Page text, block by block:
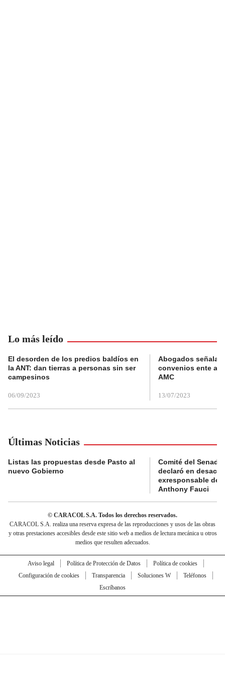
Lo más leído
El desorden de los predios baldíos en
la ANT: dan tierras a personas sin ser
campesinos
06/09/2023
Abogados
convenios ente
AMC
13/07/2023
Últimas Noticias
Listas las propuestas desde Pasto al
nuevo Gobierno
Comité del Senado
declaró en
exresponsable de
Anthony Fauci
© CARACOL S.A. Todos los derechos reservados.
CARACOL S.A. realiza una reserva expresa de las reproducciones y usos de las obras
y otras prestaciones accesibles desde este sitio web a medios de lectura mecánica u otros
medios que resulten adecuados.
Aviso legal Política de Protección de Datos
Política de cookies
Configuración de cookies
Transparencia Soluciones W
Teléfonos
Escríbanos